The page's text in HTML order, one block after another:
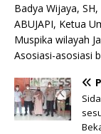
Badya Wijaya,
ABUJAPI, Ketua
Muspika wilayah
Asosiasi-asosiasi